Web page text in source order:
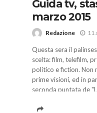
Guida tv,
marzo 2015
Redazione 11
Questa sera il
scelta: film, telefilm,
politico e fiction. Non
prime visioni, ed in
seconda puntata de
prato